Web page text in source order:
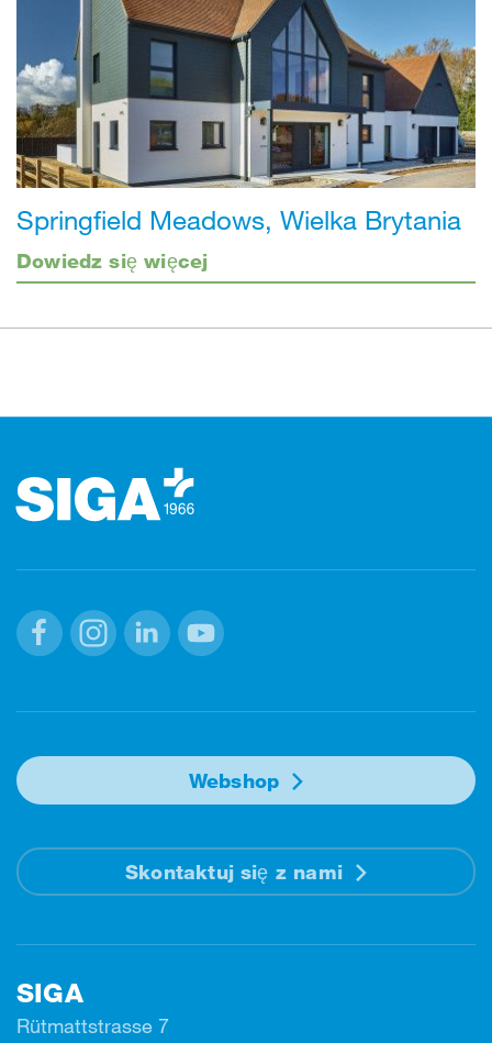
Springfield Meadows, Wielka Brytania
Dowiedz się więcej
Webshop
Skontaktuj się z nami
SIGA
Rütmattstrasse 7